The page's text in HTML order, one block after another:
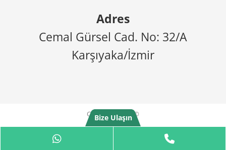
Adres
Cemal Gürsel Cad. No: 32/A
Karşıyaka/İzmir
Copyright 2025 ©
Bize Ulaşın